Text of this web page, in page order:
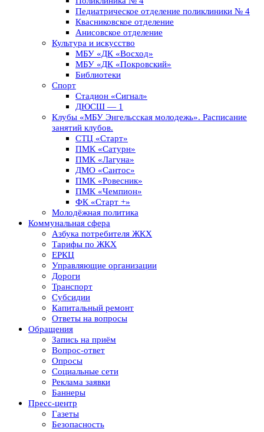
Педиатрическое отделение поликлиники № 4
Квасниковское отделение
Анисовское отделение
Культура и искусство
МБУ «ДК «Восход»
МБУ «ДК «Покровский»
Библиотеки
Спорт
Стадион «Сигнал»
ДЮСШ — 1
Клубы «МБУ Энгельсская молодежь». Расписание
занятий клубов.
СТЦ «Старт»
ПМК «Сатурн»
ПМК «Лагуна»
ДМО «Сантос»
ПМК «Ровесник»
ПМК «Чемпион»
ФК «Старт +»
Молодёжная политика
Коммунальная сфера
Азбука потребителя ЖКХ
Тарифы по ЖКХ
ЕРКЦ
Управляющие организации
Дороги
Транспорт
Субсидии
Капитальный ремонт
Ответы на вопросы
Обращения
Запись на приём
Вопрос-ответ
Опросы
Социальные сети
Реклама заявки
Баннеры
Пресс-центр
Газеты
Безопасность